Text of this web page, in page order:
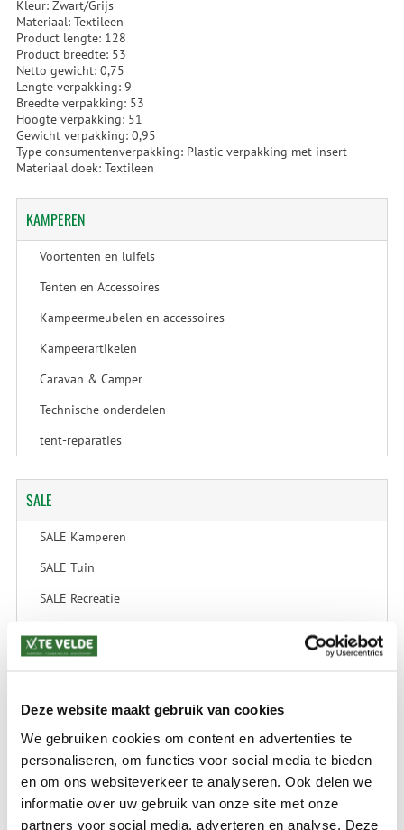
Deze website maakt gebruik van cookies
We gebruiken cookies om content en advertenties te
personaliseren, om functies voor social media te bieden
en om ons websiteverkeer te analyseren. Ook delen we
informatie over uw gebruik van onze site met onze
partners voor social media, adverteren en analyse. Deze
Kleur: Zwart/Grijs
Materiaal: Textileen
Product lengte: 128
Product breedte: 53
Netto gewicht: 0,75
Lengte verpakking: 9
Breedte verpakking: 53
Hoogte verpakking: 51
Gewicht verpakking: 0,95
Type consumentenverpakking: Plastic verpakking met insert
Materiaal doek: Textileen
KAMPEREN
Voortenten en luifels
Tenten en Accessoires
Kampeermeubelen en accessoires
Kampeerartikelen
Caravan & Camper
Technische onderdelen
tent-reparaties
SALE
SALE Kamperen
SALE Tuin
SALE Recreatie
SALE Wintersport
VERZENDKOSTEN: € 8,99
GEEN VERZENDKOSTEN BOVEN € 175,-
(bij verzending via Pakketdienst tot 10 kg)*